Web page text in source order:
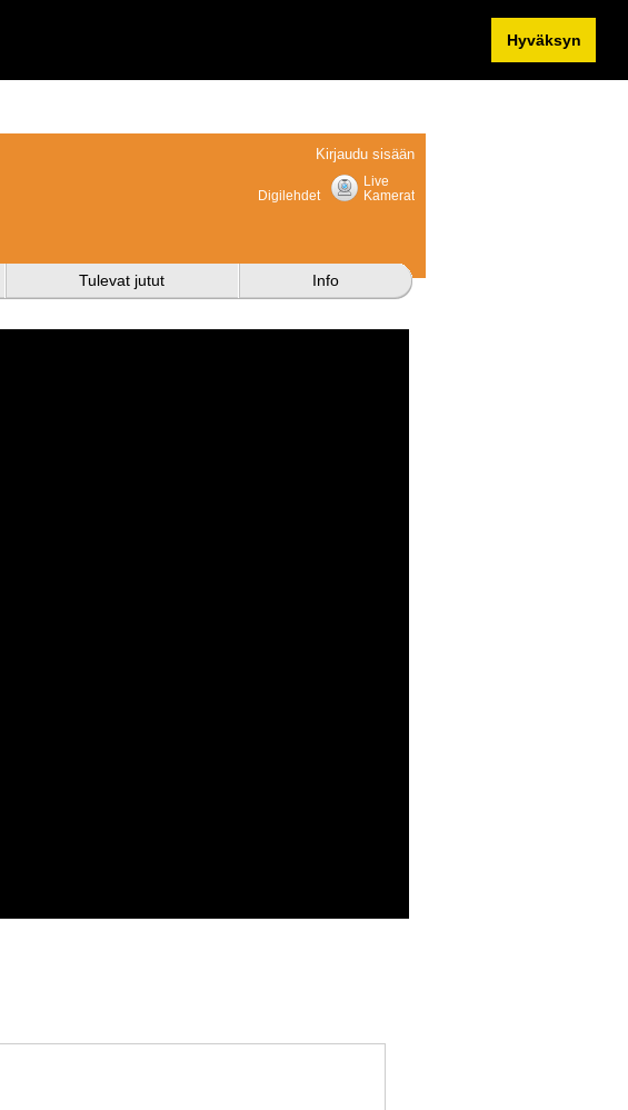
Hyväksyn
Kirjaudu sisään
Live
Kamerat
Digilehdet
Tulevat jutut Info